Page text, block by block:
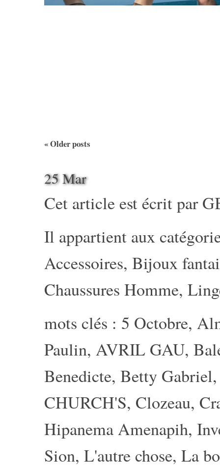
«Older posts
25 Mar
Cet article est écrit par
Il appartient aux
Accessoires, Bijoux
Chaussures Homme,
mots clés : 5 Octobre,
Paulin, AVRIL GAU,
Benedicte, Betty Gabriel
CHURCH'S, Clozeau,
Hipanema Amenapih,
Sion, L'autre chose, La